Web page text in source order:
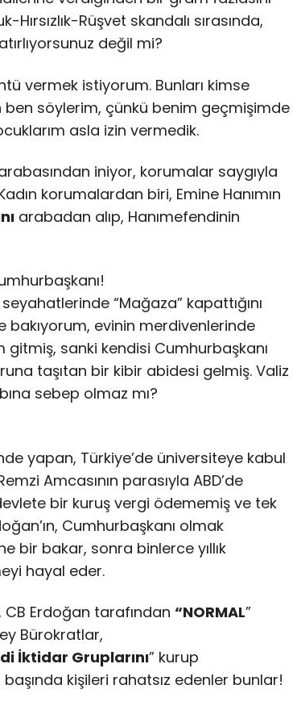
Rüşvet skandalı sırasında,
değil mi?
vermek istiyorum. Bunları kimse
ben söylerim, çünkü benim geçmişimde
asla izin vermedik.
iniyor, korumalar saygıyla
korumalardan biri, Emine Hanımın
arabadan alıp, Hanımefendinin
“Mağaza” kapattığını
bakıyorum, evinin merdivenlerinde
gitmiş, sanki kendisi Cumhurbaşkanı
taşıtan bir kibir abidesi gelmiş. Valiz
sebep olmaz mı?
yapan, Türkiye’de üniversiteye kabul
Amcasının parasıyla ABD’de
bir kuruş vergi ödememiş ve tek
Cumhurbaşkanı olmak
bir bakar, sonra binlerce yıllık
hayal eder.
Erdoğan tarafından “NORMAL”
Bürokratlar,
İktidar Gruplarını” kurup
başında kişileri rahatsız edenler bunlar!